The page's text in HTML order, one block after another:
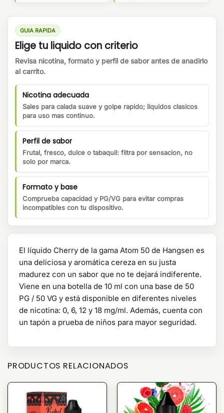
GUIA RAPIDA
Elige tu liquido con criterio
Revisa nicotina, formato y perfil de sabor antes de anadirlo
al carrito.
Nicotina adecuada
Sales para calada suave y golpe rapido; liquidos clasicos
para uso mas continuo.
Perfil de sabor
Frutal, fresco, dulce o tabaquil: filtra por sensacion, no
solo por marca.
Formato y base
Comprueba capacidad y PG/VG para evitar compras
incompatibles con tu dispositivo.
El líquido Cherry de la gama Atom 50 de Hangsen es
una deliciosa y aromática cereza en su justa
madurez con un sabor que no te dejará indiferente.
Viene en una botella de 10 ml con una base de 50
PG / 50 VG y está disponible en diferentes niveles
de nicotina: 0, 6, 12 y 18 mg/ml. Además, cuenta con
un tapón a prueba de niños para mayor seguridad.
PRODUCTOS RELACIONADOS